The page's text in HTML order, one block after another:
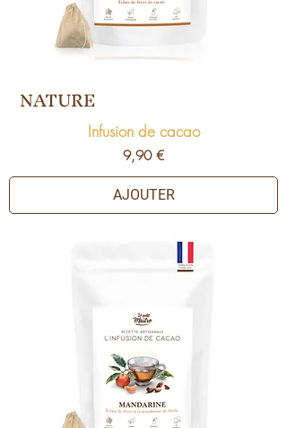
NATURE
Infusion de cacao
Prix
9,90 €
AJOUTER